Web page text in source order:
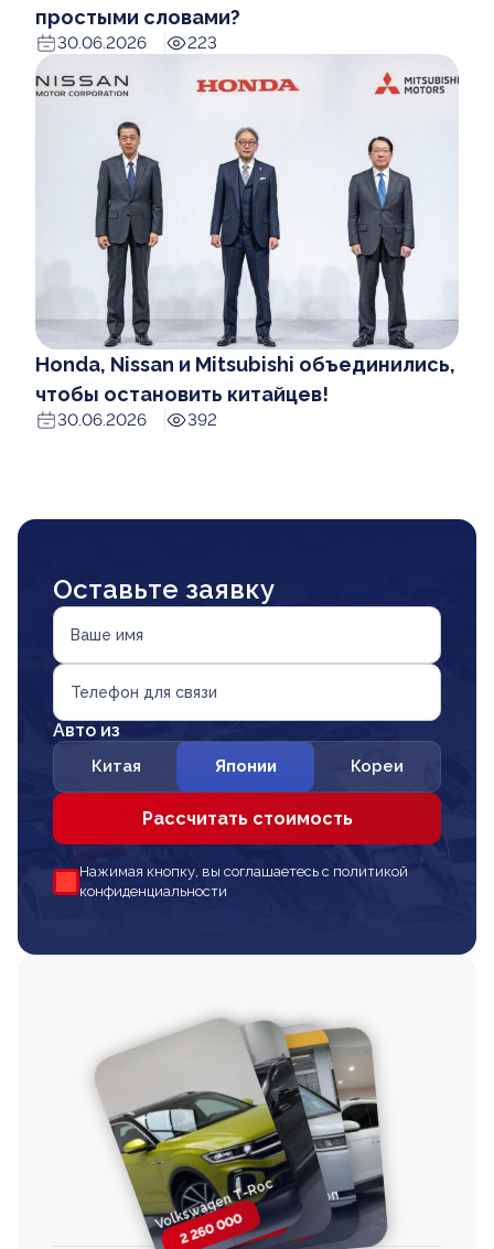
простыми словами?
30.06.2026 223
Honda, Nissan и Mitsubishi объединились,
чтобы остановить китайцев!
30.06.2026 392
Оставьте заявку
Ваше имя
Телефон для связи
Авто из
Китая Японии Кореи
Рассчитать стоимость
Нажимая кнопку, вы соглашаетесь с политикой
конфиденциальности
Volkswagen T-Roc
2 260 000
Toyota Harrier
2 820 000
Honda Step Wagon
2 820 000
Volkswagen
TAYRON
2 670 000